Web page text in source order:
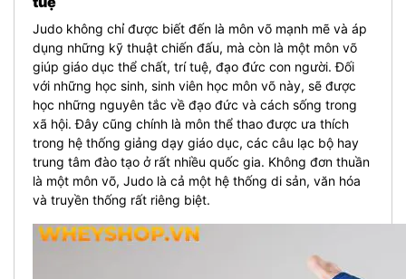
Judo không chỉ được biết đến là môn võ mạnh mẽ và áp
dụng những kỹ thuật chiến đấu, mà còn là một môn võ
giúp giáo dục thể chất, trí tuệ, đạo đức con người. Đối
với những học sinh, sinh viên học môn võ này, sẽ được
học những nguyên tắc về đạo đức và cách sống trong
xã hội. Đây cũng chính là môn thể thao được ưa thích
trong hệ thống giảng dạy giáo dục, các câu lạc bộ hay
trung tâm đào tạo ở rất nhiều quốc gia. Không đơn thuần
là một môn võ, Judo là cả một hệ thống di sản, văn hóa
và truyền thống rất riêng biệt.